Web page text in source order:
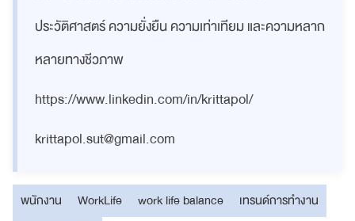
ประวัติศาสตร์ ความยั่งยืน ความเท่าเทียม และความหลาก
หลายทางชีวภาพ
https://www.linkedin.com/in/krittapol/
krittapol.sut@gmail.com
พนักงาน WorkLife work life balance
เทรนด์การทำงาน